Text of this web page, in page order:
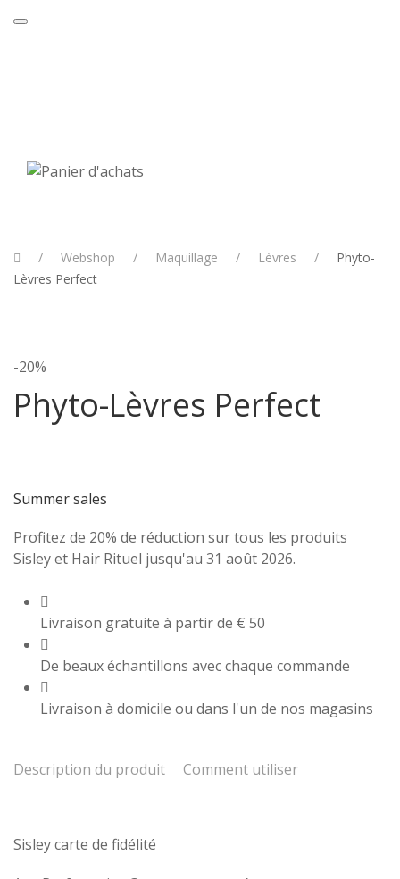
Webshop Maquillage Lèvres
Phyto-
Lèvres Perfect
-20%
Phyto-Lèvres Perfect
Summer sales
Profitez de 20% de réduction sur tous les produits
Sisley et Hair Rituel jusqu'au 31 août 2026.
Livraison gratuite à partir de € 50
De beaux échantillons avec chaque commande
Livraison à domicile ou dans l'un de nos magasins
Description du produit Comment utiliser
Sisley carte de fidélité